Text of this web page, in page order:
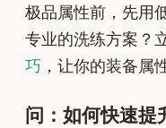
极品属性前，先用
专业的洗练方案？
巧 ，让你的装备属
问：如何快速提